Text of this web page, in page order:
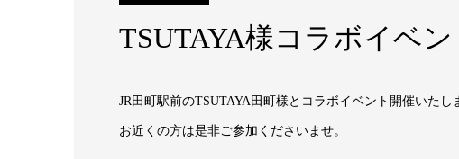
TSUTAYA様コラボイベ
JR田町駅前のTSUTAYA田町様とコラボイベント開催いたし
お近くの方は是非ご参加くださいませ。